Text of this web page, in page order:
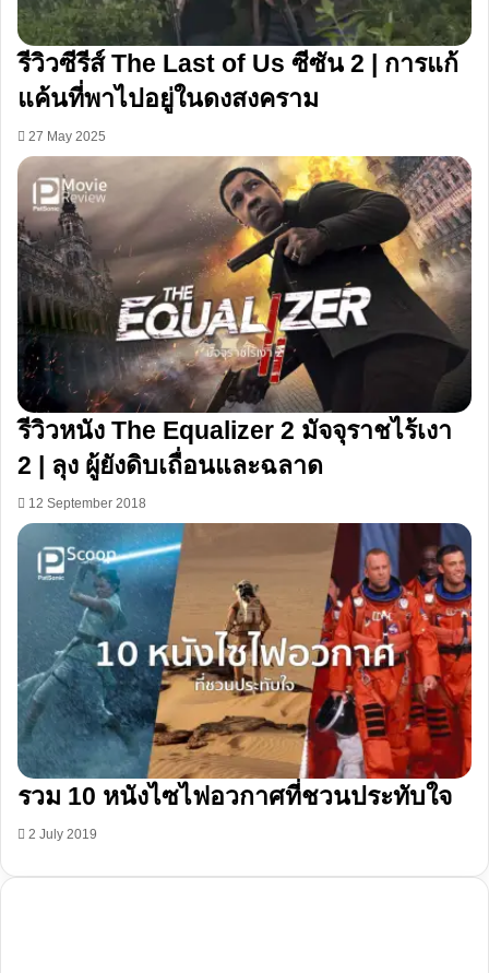
รีวิวซีรีส์ The Last of Us ซีซัน 2 | การแก้
แค้นที่พาไปอยู่ในดงสงคราม
27 May 2025
รีวิวหนัง The Equalizer 2 มัจจุราชไร้เงา
2 | ลุง ผู้ยังดิบเถื่อนและฉลาด
12 September 2018
รวม 10 หนังไซไฟอวกาศที่ชวนประทับใจ
2 July 2019